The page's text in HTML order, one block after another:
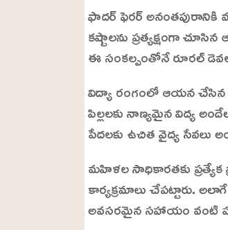
n
u
t
e
a
d
e
d
:
2
4
6
3
%
ఫాదర్ ఫెరర్ అనంతపురానికి
కష్టాలను ప్రత్యక్షంగా
ఈ సంకల్పంతోనే రూరల్
విద్యా రంగంలో ఆయన చేసిన
పిల్లలకు నాణ్యమైన విద్య
పేదలకు ఉచిత వైద్య సేవలు
మహిళల సాధికారతకు
కార్యక్రమాలు చేపట్టారు.
అవసరమైన సహాయం వంటి